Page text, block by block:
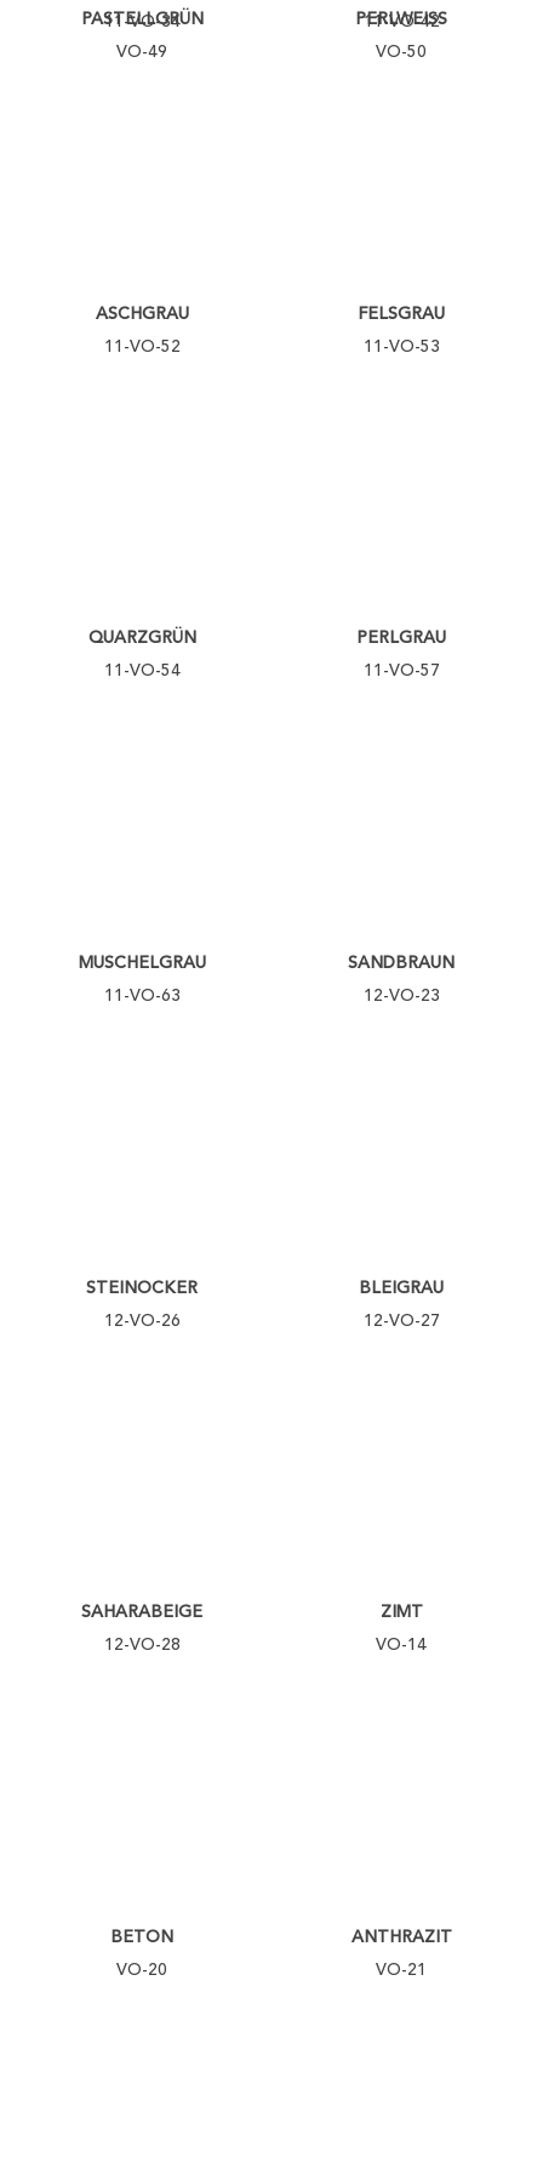
PASTELLGRÜN
VO-49
PERLWEISS
VO-50
11-VO-34
11-VO-42
ASCHGRAU
11-VO-52
FELSGRAU
11-VO-53
QUARZGRÜN
11-VO-54
PERLGRAU
11-VO-57
MUSCHELGRAU
11-VO-63
SANDBRAUN
12-VO-23
STEINOCKER
12-VO-26
BLEIGRAU
12-VO-27
SAHARABEIGE
12-VO-28
ZIMT
VO-14
BETON
VO-20
ANTHRAZIT
VO-21